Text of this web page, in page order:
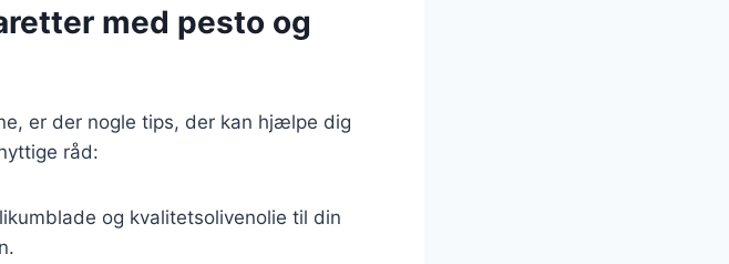
med pesto og
er der nogle tips, der kan hjælpe dig
råd:
og kvalitetsolivenolie til din